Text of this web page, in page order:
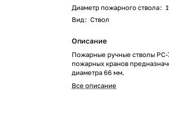
Диаметр пожарного ствола:
Вид: Ствол
Описание
Пожарные ручные стволы
пожарных кранов
диаметра 66 мм.
Все описание